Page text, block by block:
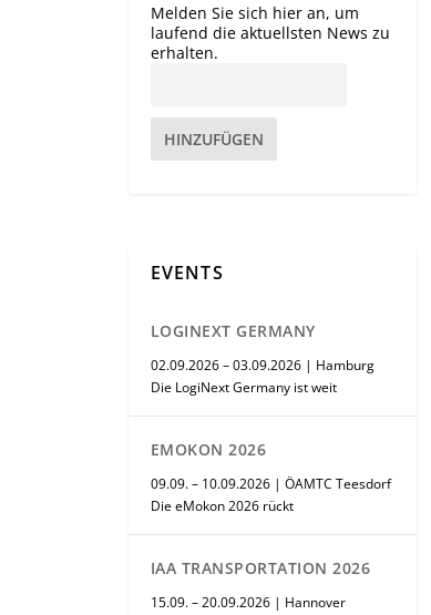
Melden Sie sich hier an, um
laufend die aktuellsten News zu
erhalten.
HINZUFÜGEN
EVENTS
LOGINEXT GERMANY
02.09.2026 – 03.09.2026 | Hamburg
Die LogiNext Germany ist weit
EMOKON 2026
09.09. – 10.09.2026 | ÖAMTC Teesdorf
Die eMokon 2026 rückt
IAA TRANSPORTATION 2026
15.09. – 20.09.2026 | Hannover